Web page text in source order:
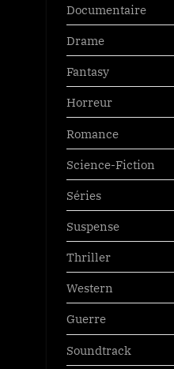
Documentaire
Drame
Fantasy
Horreur
Romance
Science-Fiction
Séries
Suspense
Thriller
Western
Guerre
Soundtrack